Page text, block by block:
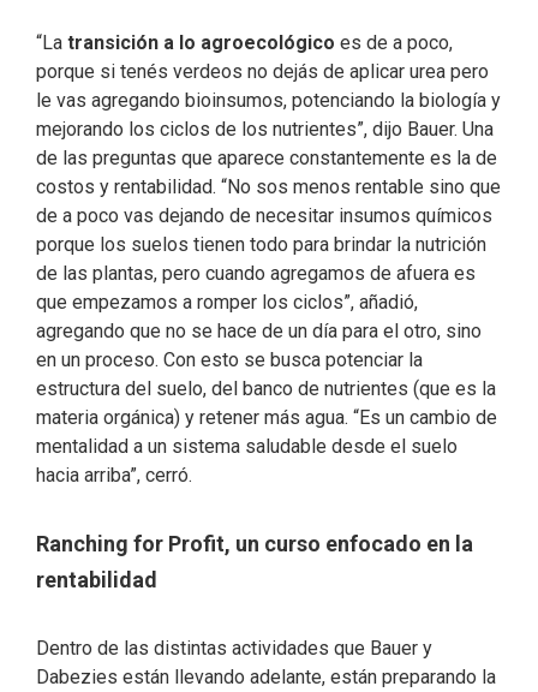
“La transición a lo agroecológico es de a poco,
porque si tenés verdeos no dejás de aplicar urea pero
le vas agregando bioinsumos, potenciando la biología y
mejorando los ciclos de los nutrientes”, dijo Bauer. Una
de las preguntas que aparece constantemente es la de
costos y rentabilidad. “No sos menos rentable sino que
de a poco vas dejando de necesitar insumos químicos
porque los suelos tienen todo para brindar la nutrición
de las plantas, pero cuando agregamos de afuera es
que empezamos a romper los ciclos”, añadió,
agregando que no se hace de un día para el otro, sino
en un proceso. Con esto se busca potenciar la
estructura del suelo, del banco de nutrientes (que es la
materia orgánica) y retener más agua. “Es un cambio de
mentalidad a un sistema saludable desde el suelo
hacia arriba”, cerró.
Ranching for Profit, un curso enfocado en la
rentabilidad
Dentro de las distintas actividades que Bauer y
Dabezies están llevando adelante, están preparando la